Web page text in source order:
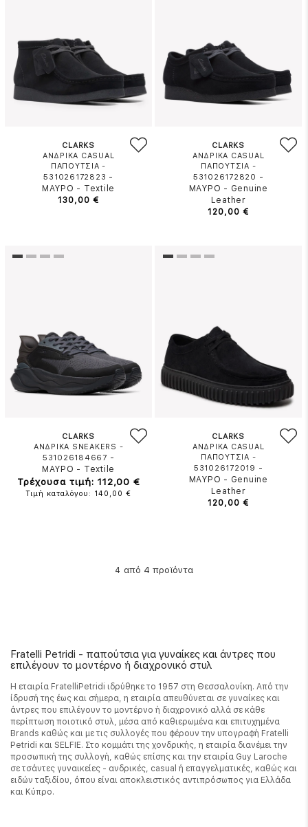
CLARKS
ΑΝΔΡΙΚΑ CASUAL
ΠΑΠΟΥΤΣΙΑ -
531026172823 -
ΜΑΥΡΟ - Textile
130,00 €
CLARKS
ΑΝΔΡΙΚΑ CASUAL
ΠΑΠΟΥΤΣΙΑ -
531026172820 -
ΜΑΥΡΟ - Genuine
Leather
120,00 €
CLARKS
ΑΝΔΡΙΚΑ SNEAKERS -
531026184667 -
ΜΑΥΡΟ - Textile
Τρέχουσα τιμή: 112,00 €
Τιμή καταλόγου: 140,00 €
CLARKS
ΑΝΔΡΙΚΑ CASUAL
ΠΑΠΟΥΤΣΙΑ -
531026172019 -
ΜΑΥΡΟ - Genuine
Leather
120,00 €
4 από 4 προϊόντα
Fratelli Petridi - παπούτσια για γυναίκες και άντρες που
επιλέγουν το μοντέρνο ή διαχρονικό στυλ
Η εταιρία FratelliPetridi ιδρύθηκε το 1957 στη Θεσσαλονίκη. Από την
ίδρυσή της έως και σήμερα, η εταιρία απευθύνεται σε γυναίκες και
άντρες που επιλέγουν το μοντέρνο ή διαχρονικό αλλά σε κάθε
περίπτωση ποιοτικό στυλ, μέσα από καθιερωμένα και επιτυχημένα
Brands καθώς και με τις συλλογές που φέρουν την υπογραφή Fratelli
Petridi και SELFIE. Στο κομμάτι της χονδρικής, η εταιρία διανέμει την
προσωπική της συλλογή, καθώς επίσης και την εταιρία Guy Laroche
σε τσάντες γυναικείες - ανδρικές, casual ή επαγγελματικές, καθώς και
ειδών ταξιδίου, όπου είναι αποκλειστικός αντιπρόσωπος για Ελλάδα
και Κύπρο.